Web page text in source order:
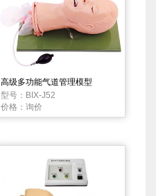
高级多功能气道管理模型
型号：BIX-J52
价格：询价